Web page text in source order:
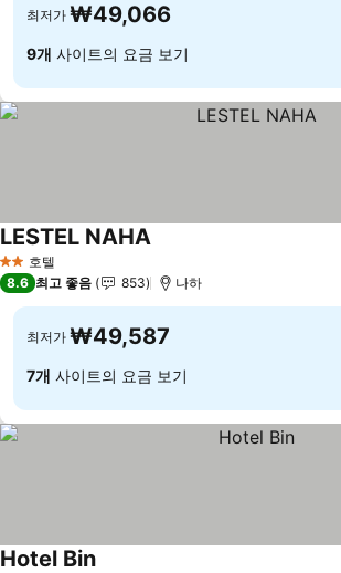
최저가 ₩49,066
9개 사이트의 요금 보기
2 성급호텔
LESTEL NAHA
8.6 최고 좋음 853 나하
최저가 ₩49,587
7개 사이트의 요금 보기
Hotel Bin